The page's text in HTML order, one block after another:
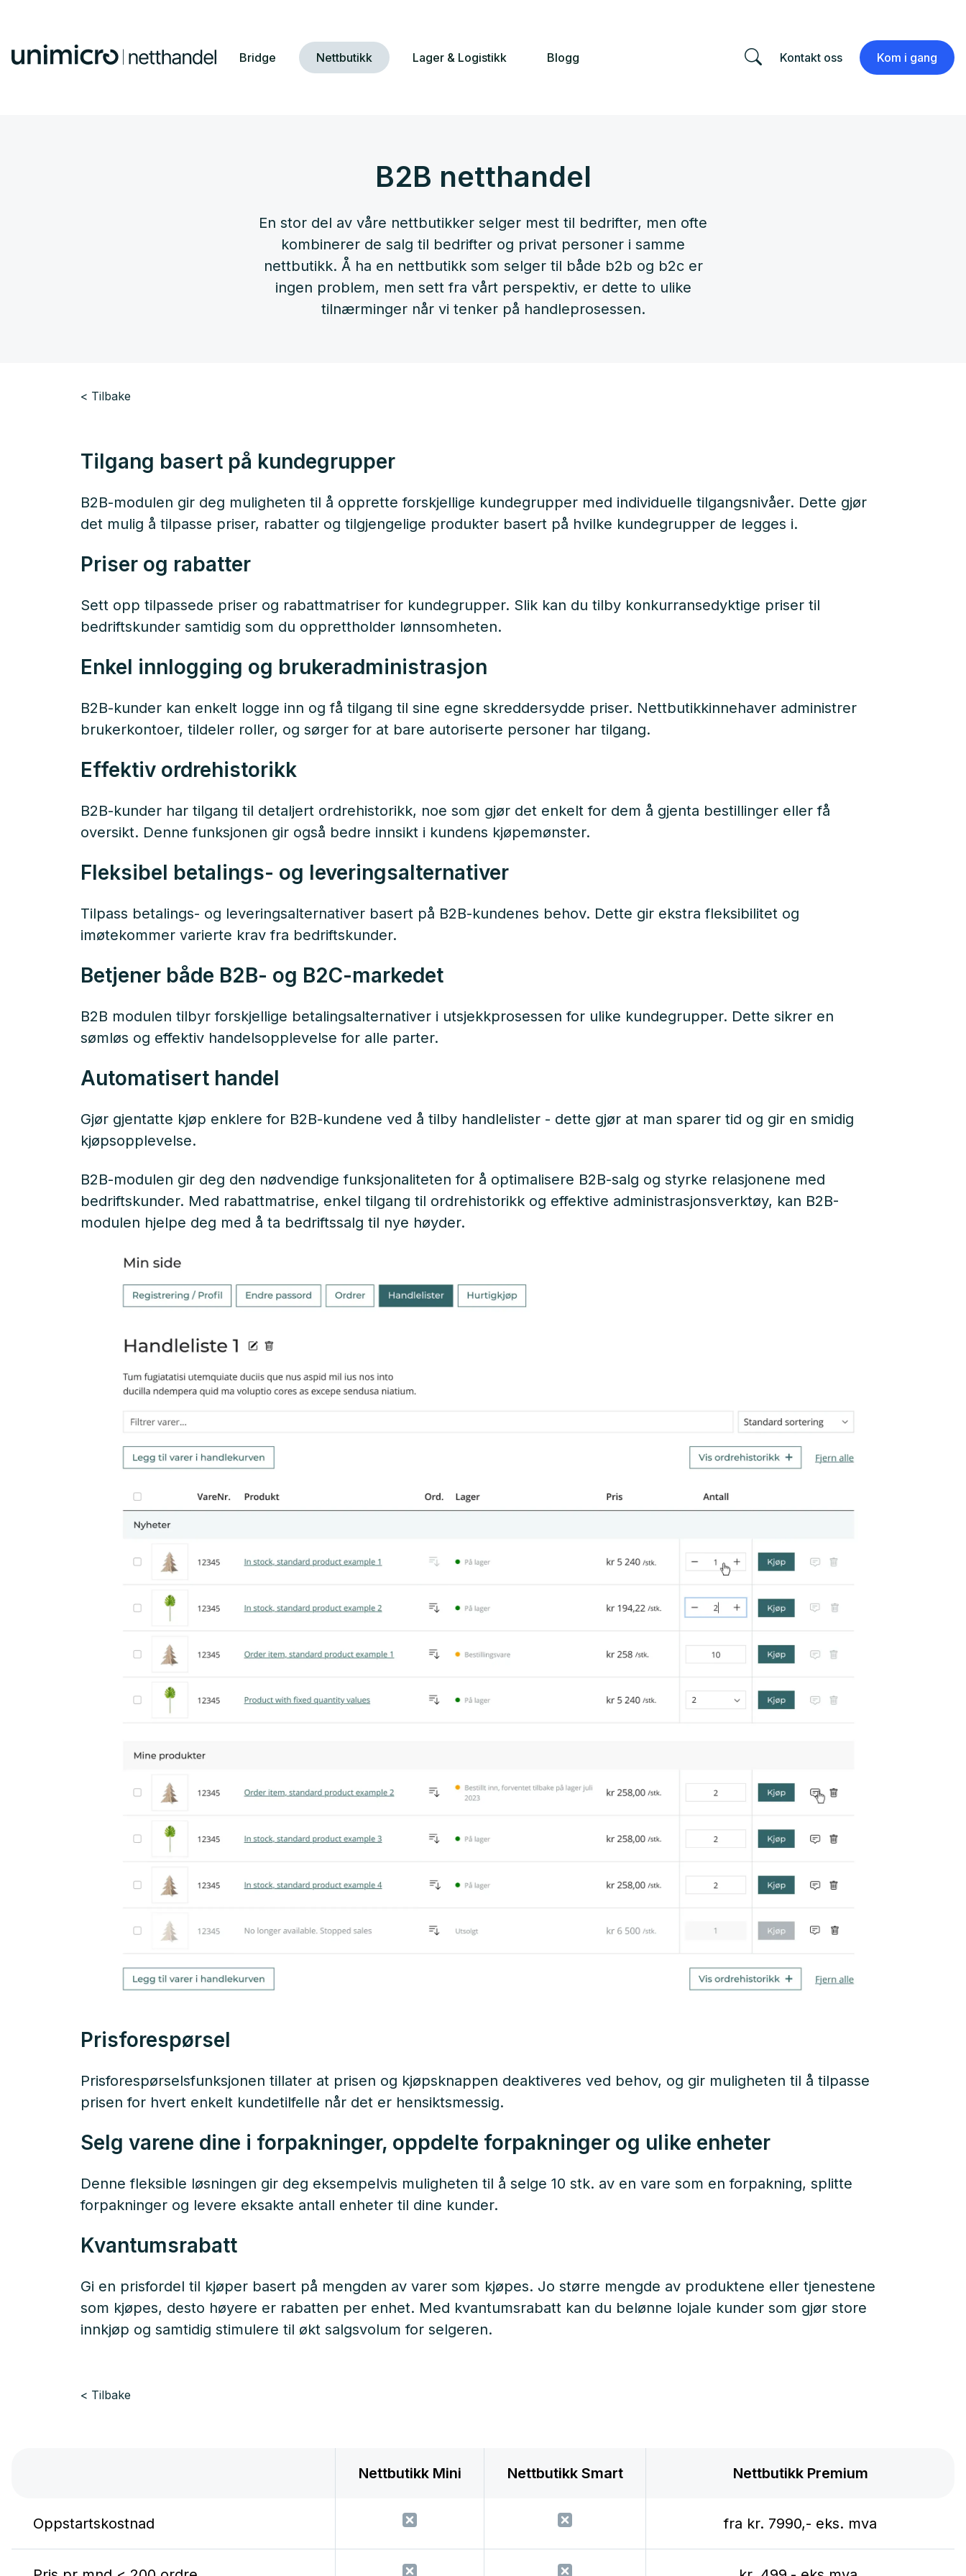
Bridge Nettbutikk Lager & Logistikk Blogg Kontakt oss Kom i gang
B2B netthandel
En stor del av våre nettbutikker selger mest til bedrifter, men ofte
kombinerer de salg til bedrifter og privat personer i samme
nettbutikk. Å ha en nettbutikk som selger til både b2b og b2c er
ingen problem, men sett fra vårt perspektiv, er dette to ulike
tilnærminger når vi tenker på handleprosessen.
Tilbake
Tilgang basert på kundegrupper
B2B-modulen gir deg muligheten til å opprette forskjellige kundegrupper med individuelle tilgangsnivåer. Dette gjør
det mulig å tilpasse priser, rabatter og tilgjengelige produkter basert på hvilke kundegrupper de legges i.
Priser og rabatter
Sett opp tilpassede priser og rabattmatriser for kundegrupper. Slik kan du tilby konkurransedyktige priser til
bedriftskunder samtidig som du opprettholder lønnsomheten.
Enkel innlogging og brukeradministrasjon
B2B-kunder kan enkelt logge inn og få tilgang til sine egne skreddersydde priser. Nettbutikkinnehaver administrer
brukerkontoer, tildeler roller, og sørger for at bare autoriserte personer har tilgang.
Effektiv ordrehistorikk
B2B-kunder har tilgang til detaljert ordrehistorikk, noe som gjør det enkelt for dem å gjenta bestillinger eller få
oversikt. Denne funksjonen gir også bedre innsikt i kundens kjøpemønster.
Fleksibel betalings- og leveringsalternativer
Tilpass betalings- og leveringsalternativer basert på B2B-kundenes behov. Dette gir ekstra fleksibilitet og
imøtekommer varierte krav fra bedriftskunder.
Betjener både B2B- og B2C-markedet
B2B modulen tilbyr forskjellige betalingsalternativer i utsjekkprosessen for ulike kundegrupper. Dette sikrer en
sømløs og effektiv handelsopplevelse for alle parter.
Automatisert handel
Gjør gjentatte kjøp enklere for B2B-kundene ved å tilby handlelister - dette gjør at man sparer tid og gir en smidig
kjøpsopplevelse.
B2B-modulen gir deg den nødvendige funksjonaliteten for å optimalisere B2B-salg og styrke relasjonene med
bedriftskunder. Med rabattmatrise, enkel tilgang til ordrehistorikk og effektive administrasjonsverktøy, kan B2B-
modulen hjelpe deg med å ta bedriftssalg til nye høyder.
Prisforespørsel
Prisforespørselsfunksjonen tillater at prisen og kjøpsknappen deaktiveres ved behov, og gir muligheten til å tilpasse
prisen for hvert enkelt kundetilfelle når det er hensiktsmessig.
Selg varene dine i forpakninger, oppdelte forpakninger og ulike enheter
Denne fleksible løsningen gir deg eksempelvis muligheten til å selge 10 stk. av en vare som en forpakning, splitte
forpakninger og levere eksakte antall enheter til dine kunder.
Kvantumsrabatt
Gi en prisfordel til kjøper basert på mengden av varer som kjøpes. Jo større mengde av produktene eller tjenestene
som kjøpes, desto høyere er rabatten per enhet. Med kvantumsrabatt kan du belønne lojale kunder som gjør store
innkjøp og samtidig stimulere til økt salgsvolum for selgeren.
Tilbake
Nettbutikk Mini Nettbutikk Smart Nettbutikk Premium
Oppstartskostnad ✗ ✗ fra kr. 7990,- eks. mva